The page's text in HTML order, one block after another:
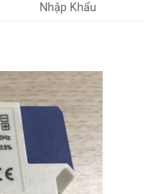
Nhập Khẩu